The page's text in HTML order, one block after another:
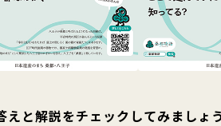
えと解説をチェックしてみましょ